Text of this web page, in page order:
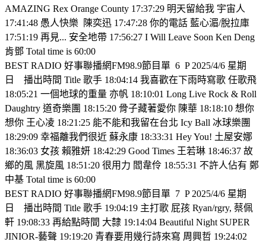
AMAZING Rex Orange County 17:37:29 明天留給我 宇宙人
17:41:48 愚人快樂
陳奕迅 17:47:28 你的電話 藍心湄/脫拉庫
17:51:19 再見... 安全地帶 17:56:27 I Will Leave Soon Ken Deng
肯鄧 Total time is 60:00
BEST RADIO 好事聯播網FM98.9節目單 6 P 2025/4/6 星期
日
播出時間 Title 歌手 18:04:14 我喜歡在下雨時寫歌 任歌飛
18:05:21 一個地球的重量 亦帆 18:10:01 Long Live Rock & Roll
Daughtry 道奇樂團 18:15:20 骨子藏著愛你 陳華 18:18:10 想你
想你 王心凌 18:21:25 能不能和我留在台北 Icy Ball 冰球樂團
18:29:09 幸福離我們很近 蘇永康 18:33:31 Hey You! 土屋安娜
18:36:03 女孩 賴雅妍 18:42:29 Good Times 王若琳 18:46:37 故
鄉的風 黑旋風 18:51:20 很用力 閻韋伶 18:55:31 不許人佔有 鄭
中基 Total time is 60:00
BEST RADIO 好事聯播網FM98.9節目單 7 P 2025/4/6 星期
日
播出時間 Title 歌手 19:04:19 主打歌 屁孩 Ryan/rgry, 蔡佩
軒 19:08:33 再給點時間 大隸 19:14:04 Beautiful Night SUPER
JINIOR-藝聲 19:19:20 青春要用幾行詩來寫 周興哲 19:24:02